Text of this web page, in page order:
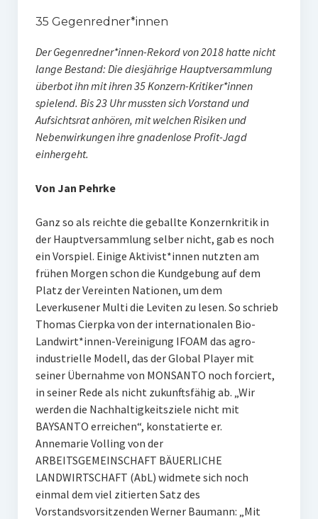
35 Gegenredner*innen
Der Gegenredner*innen-Rekord von 2018 hatte nicht
lange Bestand: Die diesjährige Hauptversammlung
überbot ihn mit ihren 35 Konzern-Kritiker*innen
spielend. Bis 23 Uhr mussten sich Vorstand und
Aufsichtsrat anhören, mit welchen Risiken und
Nebenwirkungen ihre gnadenlose Profit-Jagd
einhergeht.
Von Jan Pehrke
Ganz so als reichte die geballte Konzernkritik in
der Hauptversammlung selber nicht, gab es noch
ein Vorspiel. Einige Aktivist*innen nutzten am
frühen Morgen schon die Kundgebung auf dem
Platz der Vereinten Nationen, um dem
Leverkusener Multi die Leviten zu lesen. So schrieb
Thomas Cierpka von der internationalen Bio-
Landwirt*innen-Vereinigung IFOAM das agro-
industrielle Modell, das der Global Player mit
seiner Übernahme von MONSANTO noch forciert,
in seiner Rede als nicht zukunftsfähig ab. „Wir
werden die Nachhaltigkeitsziele nicht mit
BAYSANTO erreichen“, konstatierte er.
Annemarie Volling von der
ARBEITSGEMEINSCHAFT BÄUERLICHE
LANDWIRTSCHAFT (AbL) widmete sich noch
einmal dem viel zitierten Satz des
Vorstandsvorsitzenden Werner Baumann: „Mit